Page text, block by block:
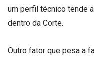
um perfil técnico tende
dentro da Corte.
Outro fator que pesa a